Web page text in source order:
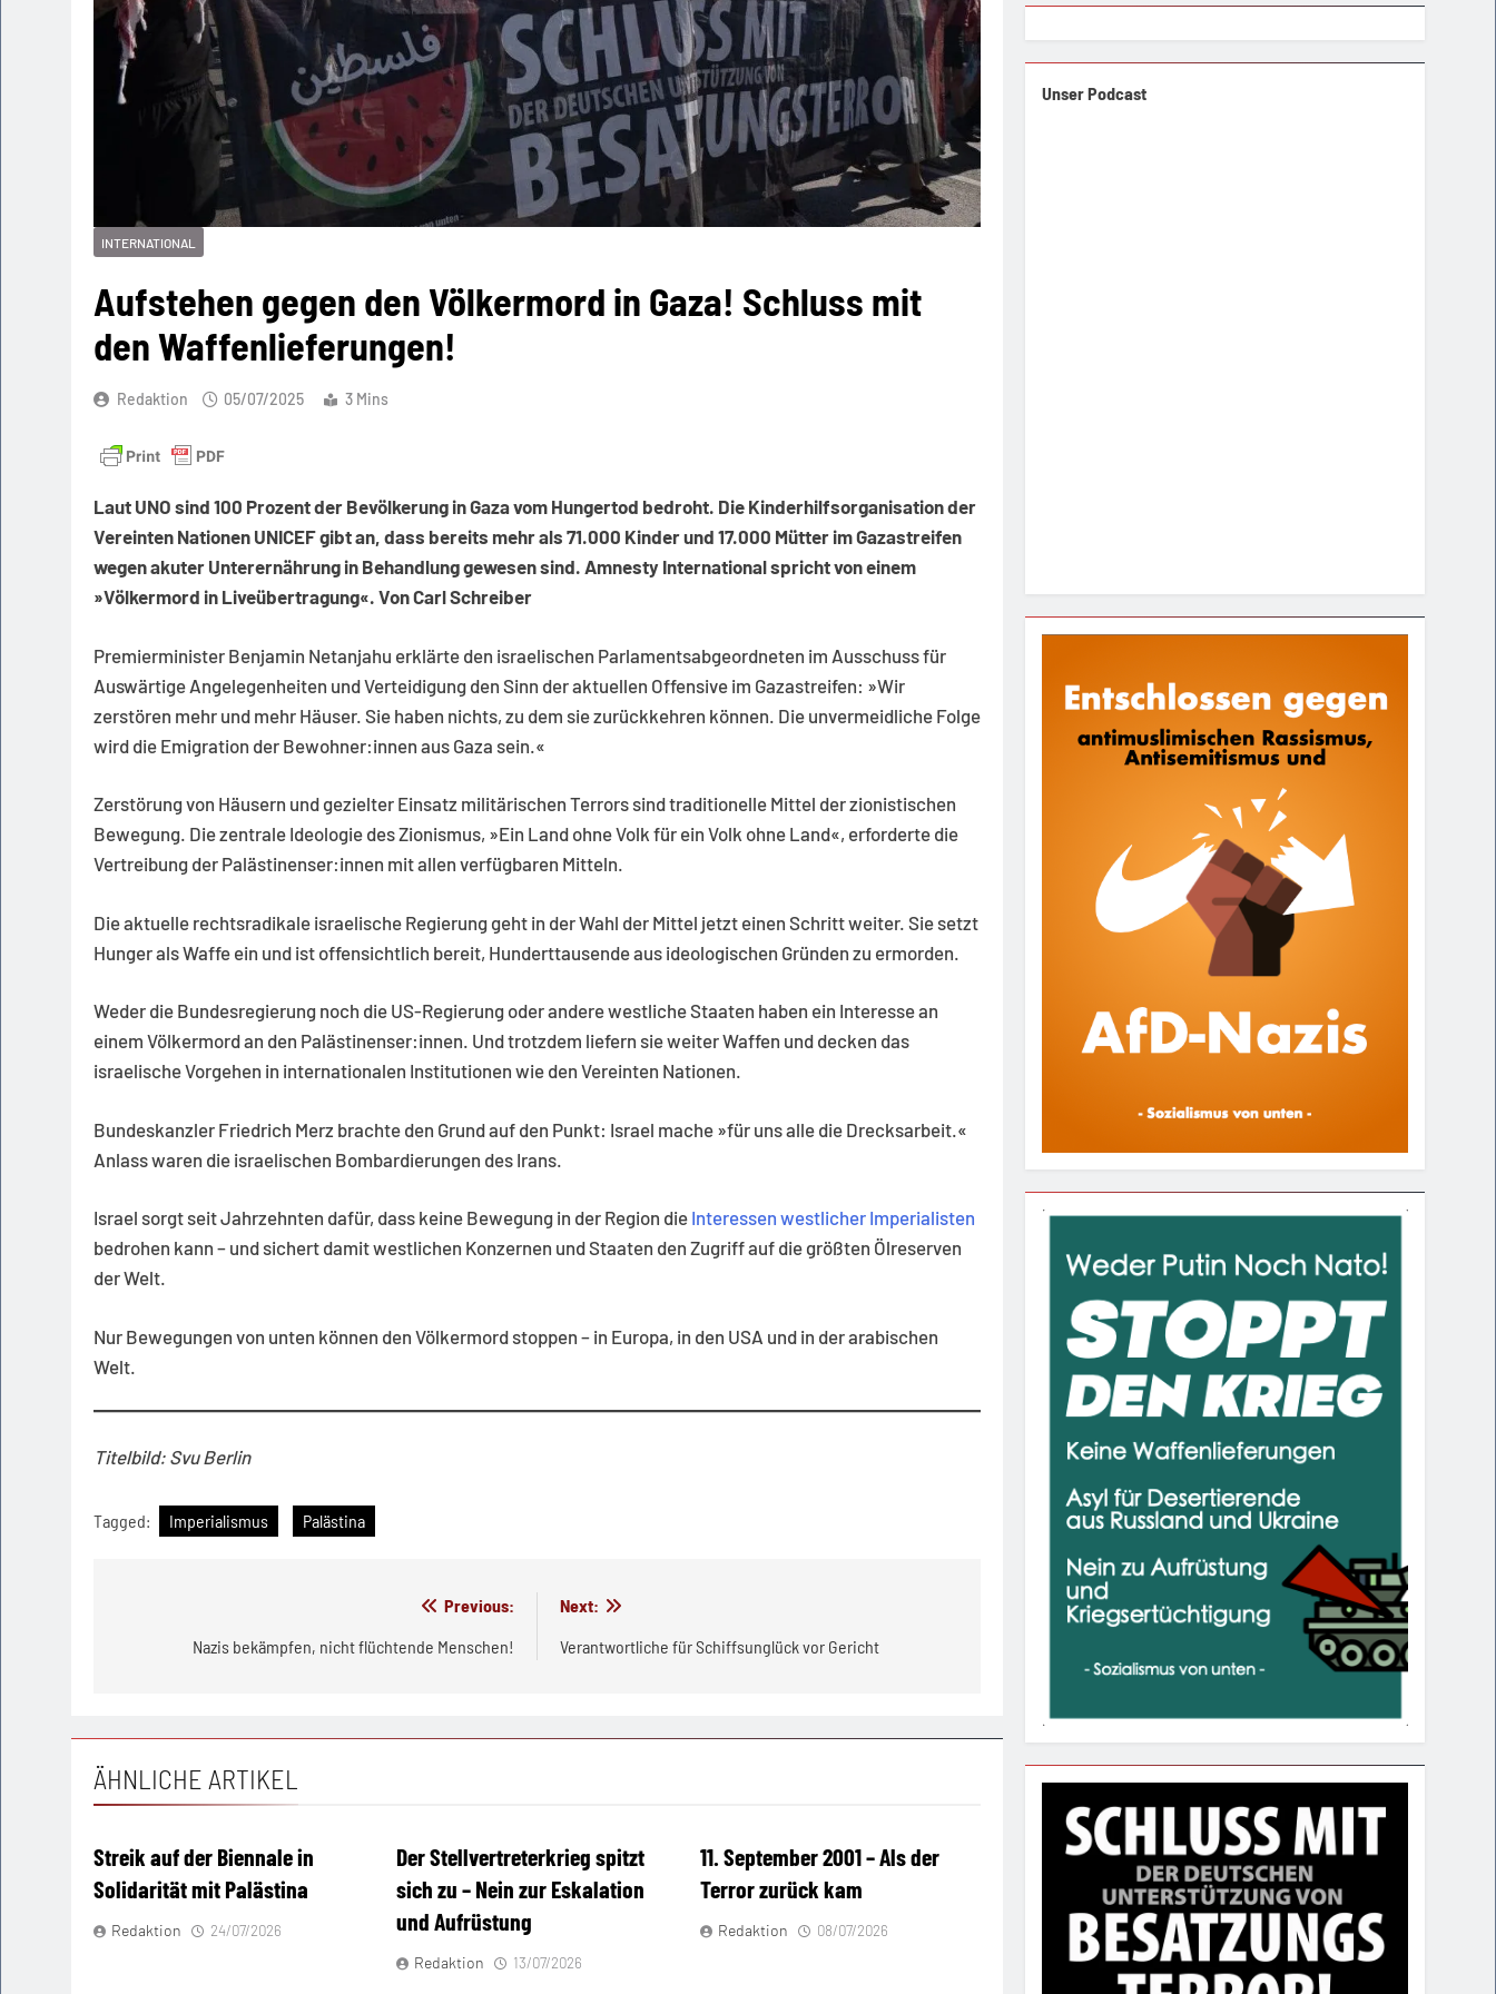
INTERNATIONAL
Aufstehen gegen den Völkermord in Gaza! Schluss mit
den Waffenlieferungen!
Redaktion 05/07/2025 3 Mins
Laut UNO sind 100 Prozent der Bevölkerung in Gaza vom Hungertod bedroht. Die Kinderhilfsorganisation der
Vereinten Nationen UNICEF gibt an, dass bereits mehr als 71.000 Kinder und 17.000 Mütter im Gazastreifen
wegen akuter Unterernährung in Behandlung gewesen sind. Amnesty International spricht von einem
»Völkermord in Liveübertragung«. Von Carl Schreiber
Premierminister Benjamin Netanjahu erklärte den israelischen Parlamentsabgeordneten im Ausschuss für
Auswärtige Angelegenheiten und Verteidigung den Sinn der aktuellen Offensive im Gazastreifen: »Wir
zerstören mehr und mehr Häuser. Sie haben nichts, zu dem sie zurückkehren können. Die unvermeidliche Folge
wird die Emigration der Bewohner:innen aus Gaza sein.«
Zerstörung von Häusern und gezielter Einsatz militärischen Terrors sind traditionelle Mittel der zionistischen
Bewegung. Die zentrale Ideologie des Zionismus, »Ein Land ohne Volk für ein Volk ohne Land«, erforderte die
Vertreibung der Palästinenser:innen mit allen verfügbaren Mitteln.
Die aktuelle rechtsradikale israelische Regierung geht in der Wahl der Mittel jetzt einen Schritt weiter. Sie setzt
Hunger als Waffe ein und ist offensichtlich bereit, Hunderttausende aus ideologischen Gründen zu ermorden.
Weder die Bundesregierung noch die US-Regierung oder andere westliche Staaten haben ein Interesse an
einem Völkermord an den Palästinenser:innen. Und trotzdem liefern sie weiter Waffen und decken das
israelische Vorgehen in internationalen Institutionen wie den Vereinten Nationen.
Bundeskanzler Friedrich Merz brachte den Grund auf den Punkt: Israel mache »für uns alle die Drecksarbeit.«
Anlass waren die israelischen Bombardierungen des Irans.
Israel sorgt seit Jahrzehnten dafür, dass keine Bewegung in der Region die Interessen westlicher Imperialisten
bedrohen kann – und sichert damit westlichen Konzernen und Staaten den Zugriff auf die größten Ölreserven
der Welt.
Nur Bewegungen von unten können den Völkermord stoppen – in Europa, in den USA und in der arabischen
Welt.
Titelbild: Svu Berlin
Tagged: Imperialismus Palästina
Previous:
Nazis bekämpfen, nicht flüchtende Menschen!
Next:
Verantwortliche für Schiffsunglück vor Gericht
ÄHNLICHE ARTIKEL
Streik auf der Biennale in
Solidarität mit Palästina
Redaktion 24/07/2026
Der Stellvertreterkrieg spitzt
sich zu – Nein zur Eskalation
und Aufrüstung
Redaktion 13/07/2026
11. September 2001 – Als der
Terror zurück kam
Redaktion 08/07/2026
Unser Podcast